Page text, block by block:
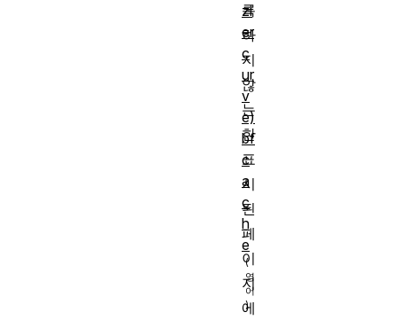
록
하
지
않
는
한
표
시
된
페
이
지
에
zi
er
c
ur
v
e)
bf
c
a
c
h
e